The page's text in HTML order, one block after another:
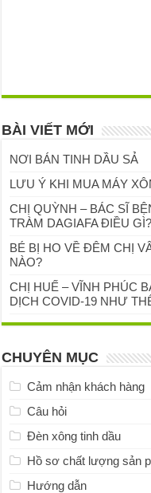
BÀI VIẾT MỚI
NƠI BÁN TINH DẦU SẢ
LƯU Ý KHI MUA MÁY
CHỊ QUỲNH – BÁC SĨ
TRÀM DAGIAFA ĐIỀU GÌ?
BÉ BỊ HO VỀ ĐÊM CHỊ
NÀO?
CHỊ HUẾ – VĨNH PHÚC
DỊCH COVID-19 NHƯ
CHUYÊN MỤC
Cảm nhận khách hàng
Câu hỏi
Đèn xông tinh dầu
Hồ sơ chất lượng sản
Hướng dẫn